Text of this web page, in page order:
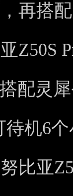
再搭
Z50S
配灵
机6
比亚